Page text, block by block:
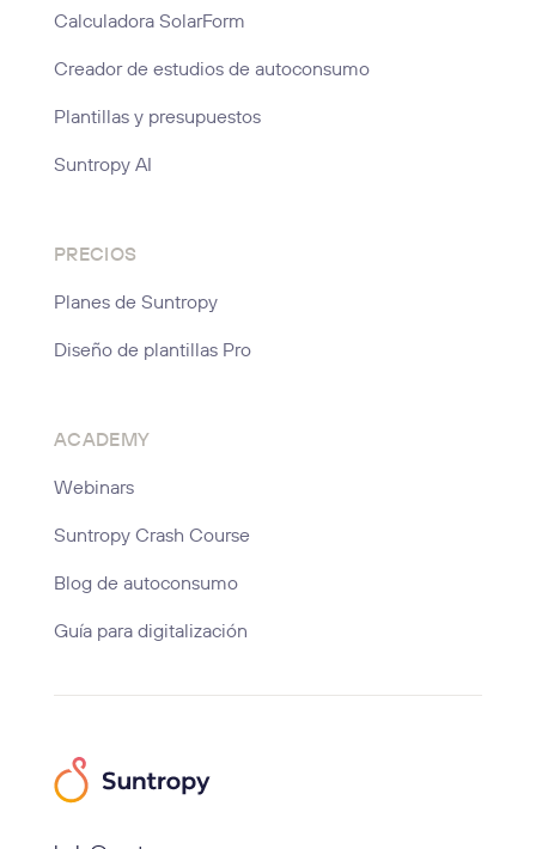
Calculadora SolarForm
Creador de estudios de autoconsumo
Plantillas y presupuestos
Suntropy AI
PRECIOS
Planes de Suntropy
Diseño de plantillas Pro
ACADEMY
Webinars
Suntropy Crash Course
Blog de autoconsumo
Guía para digitalización